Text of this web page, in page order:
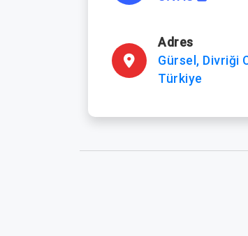
Adres
Gürsel, Divriği
Türkiye